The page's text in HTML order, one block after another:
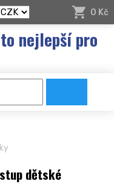
0 Kč
nejlepší pro
dětské